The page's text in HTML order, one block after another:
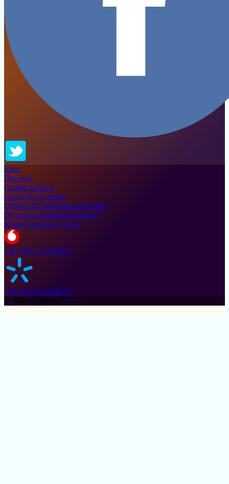
Блог
Про нас
Графік роботи
Гарантія та сервіс
Обмін або повернення товару
Політика конфіденційності
Користувацька угода
+38 (095) 513-00-11
+38 (093) 513-00-11
© 2025 Cylinder